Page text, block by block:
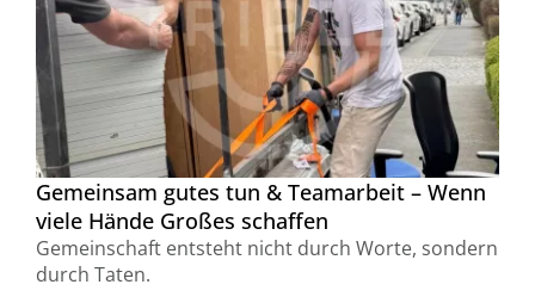
Gemeinsam gutes tun & Teamarbeit – Wenn
viele Hände Großes schaffen
Gemeinschaft entsteht nicht durch Worte, sondern
durch Taten.